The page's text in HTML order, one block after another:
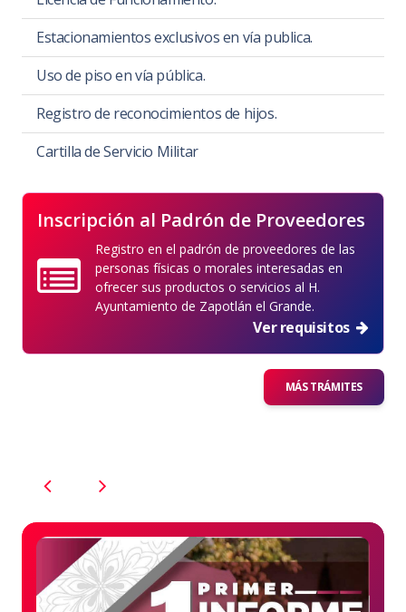
Estacionamientos exclusivos en vía publica.
Uso de piso en vía pública.
Registro de reconocimientos de hijos.
Cartilla de Servicio Militar
Inscripción al Padrón de Proveedores
Registro en el padrón de proveedores de las
personas físicas o morales interesadas en
ofrecer sus productos o servicios al H.
Ayuntamiento de Zapotlán el Grande.
Ver requisitos
MÁS TRÁMITES